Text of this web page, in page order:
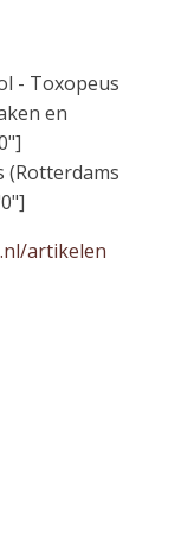
- Toxopeus
en
(Rotterdams
artikelen